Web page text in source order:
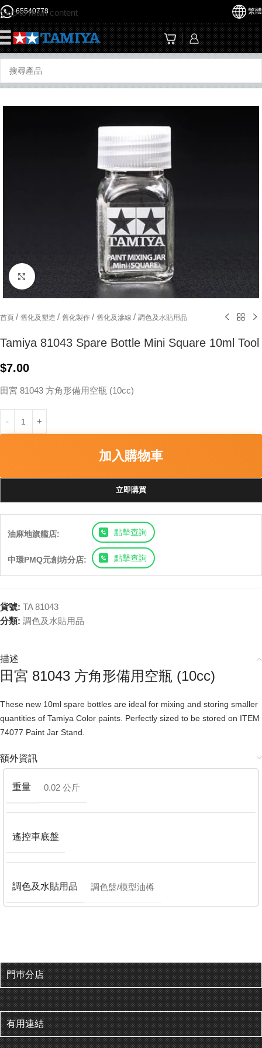
Skip to main content
65540778 繁體
Click to enlarge
首頁 / 舊化及塑造 / 舊化製作 / 舊化及滲線 / 調色及水貼用品
Tamiya 81043 Spare Bottle Mini Square 10ml Tool
$7.00
田宮 81043 方角形備用空瓶 (10cc)
加入購物車
立即購買
油麻地旗艦店: 點擊查詢
中環PMQ元創坊分店: 點擊查詢
貨號: TA 81043
分類: 調色及水貼用品
描述
田宮 81043 方角形備用空瓶 (10cc)
These new 10ml spare bottles are ideal for mixing and storing smaller
quantities of Tamiya Color paints. Perfectly sized to be stored on ITEM
74077 Paint Jar Stand.
額外資訊
重量 0.02 公斤
遙控車底盤
調色及水貼用品 調色盤/模型油樽
門巿分店
有用連結